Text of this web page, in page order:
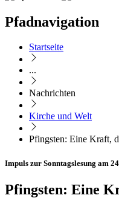
Pfadnavigation
Startseite
...
Nachrichten
Kirche und Welt
Pfingsten: Eine Kraft,
Impuls zur Sonntagslesung am
Pfingsten: Eine